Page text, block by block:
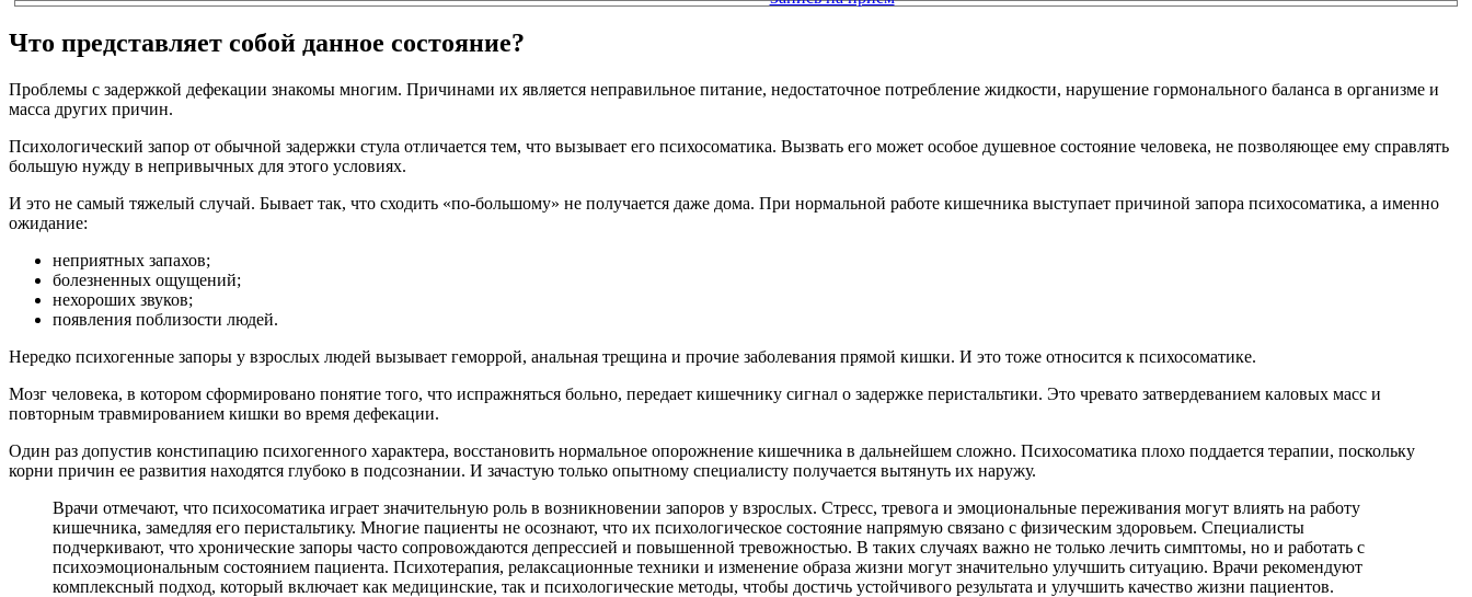
Что представляет собой данное состояние?
Проблемы с задержкой дефекации знакомы многим. Причинами их является неправильное питание, недостаточное потребление жидкости, нарушение гормонального баланса в организме и
масса других причин.
Психологический запор от обычной задержки стула отличается тем, что вызывает его психосоматика. Вызвать его может особое душевное состояние человека, не позволяющее ему справлять
большую нужду в непривычных для этого условиях.
И это не самый тяжелый случай. Бывает так, что сходить «по-большому» не получается даже дома. При нормальной работе кишечника выступает причиной запора психосоматика, а именно
ожидание:
неприятных запахов;
болезненных ощущений;
нехороших звуков;
появления поблизости людей.
Нередко психогенные запоры у взрослых людей вызывает геморрой, анальная трещина и прочие заболевания прямой кишки. И это тоже относится к психосоматике.
Мозг человека, в котором сформировано понятие того, что испражняться больно, передает кишечнику сигнал о задержке перистальтики. Это чревато затвердеванием каловых масс и
повторным травмированием кишки во время дефекации.
Один раз допустив констипацию психогенного характера, восстановить нормальное опорожнение кишечника в дальнейшем сложно. Психосоматика плохо поддается терапии, поскольку
корни причин ее развития находятся глубоко в подсознании. И зачастую только опытному специалисту получается вытянуть их наружу.
Врачи отмечают, что психосоматика играет значительную роль в возникновении запоров у взрослых. Стресс, тревога и эмоциональные переживания могут влиять на работу
кишечника, замедляя его перистальтику. Многие пациенты не осознают, что их психологическое состояние напрямую связано с физическим здоровьем. Специалисты
подчеркивают, что хронические запоры часто сопровождаются депрессией и повышенной тревожностью. В таких случаях важно не только лечить симптомы, но и работать с
психоэмоциональным состоянием пациента. Психотерапия, релаксационные техники и изменение образа жизни могут значительно улучшить ситуацию. Врачи рекомендуют
комплексный подход, который включает как медицинские, так и психологические методы, чтобы достичь устойчивого результата и улучшить качество жизни пациентов.